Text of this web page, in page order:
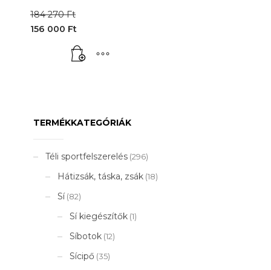
184 270Ft
270 Ft.
156 000 Ft
TERMÉKKATEGÓRIÁK
Téli sportfelszerelés (296)
Hátizsák, táska, zsák (18)
Sí (82)
Sí kiegészítők (1)
Síbotok (12)
Sícipő (35)